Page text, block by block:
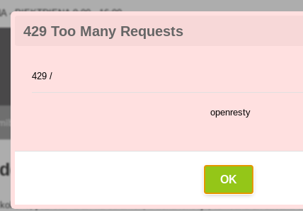
429 Too Many Requests
429 /
openresty
OK
- PIEKTDIENA 9:00 - 16:00
un kaitēkļu katalogs
pazīstama arī kā duramen, ir koka iekšējā, tumšākā un blīvākā